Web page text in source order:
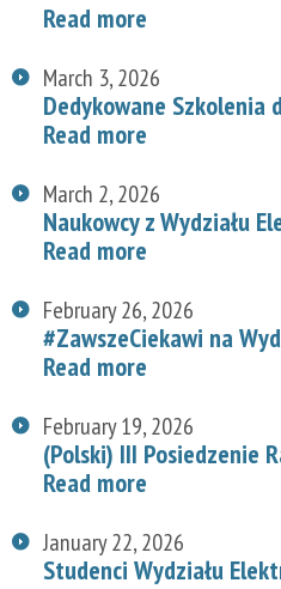
Read more
March 3, 2026
Dedykowane Szkolenia
Read more
March 2, 2026
Naukowcy z Wydziału
Read more
February 26, 2026
#ZawszeCiekawi na
Read more
February 19, 2026
(Polski) III Posiedzenie
Read more
January 22, 2026
Studenci Wydziału